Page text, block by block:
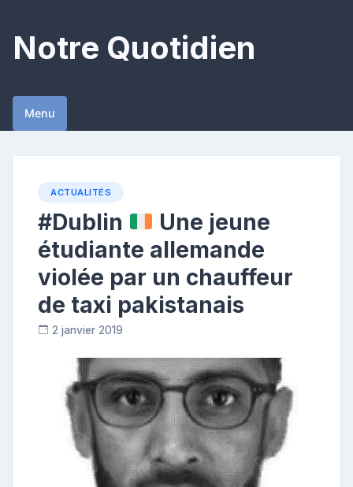
content
Notre Quotidien
Menu
ACTUALITÉS
#Dublin
Une jeune
étudiante allemande
violée par un chauffeur
de taxi pakistanais
2 janvier 2019
o
n
t
r
i
b
u
t